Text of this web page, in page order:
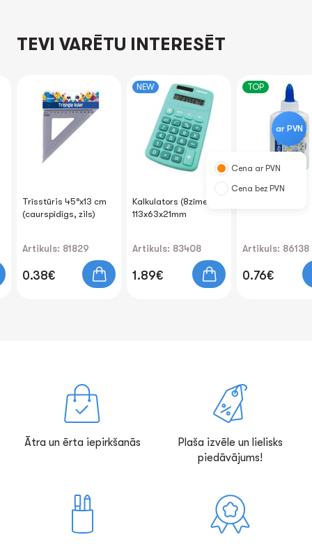
TEVI VARĒTU INTERESĒT
Trīsstūris 45°x13 cm
(caurspīdīgs, zils)
Artikuls: 81829
0.38€
NEW
Kalkulators (8zīmes)
113x63x21mm
Artikuls: 83408
1.89€
TOP
Artikuls: 86138
0.76€
ar PVN
Cena ar PVN
Cena bez PVN
Ātra un ērta iepirkšanās
Plaša izvēle un lielisks
piedāvājums!